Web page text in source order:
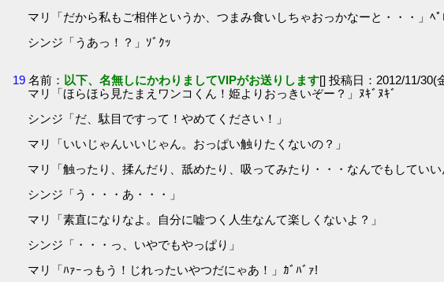
マリ「だから私もご相伴というか、つまみ食いしちゃおっかなーと・・・」ﾍﾟ
シンジ「うあっ！？」ｿﾞｸｯ
19 名前： 以下、名無しにかわりましてVIPがお送りします[] 投稿日：2012/11/30(
マリ「ほらほら見たまえワンコくん！姫よりおっきいぞー？」ﾇｷﾞﾇｷﾞ
シンジ「だ、駄目ですって！やめてください！」
マリ「いいじゃんいいじゃん。おっぱい触りたくないの？」
マリ「触ったり、揉んだり、舐めたり、吸ってみたり・・・なんでもしてい
シンジ「う・・・あ・・・」
マリ「素直になりなよ。自分に嘘つく人生なんて楽しくないよ？」
シンジ「・・・っ、いやでもやっぱり」
マリ「ﾊｧｰっもう！じれったいやつだにゃあ！」ｶﾞﾊﾞｧ!